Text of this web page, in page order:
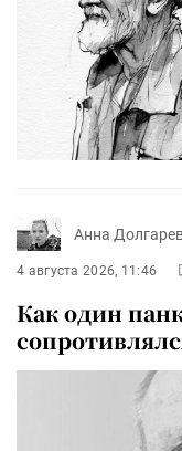
Анна
4 августа 2026, 11:46
Как один